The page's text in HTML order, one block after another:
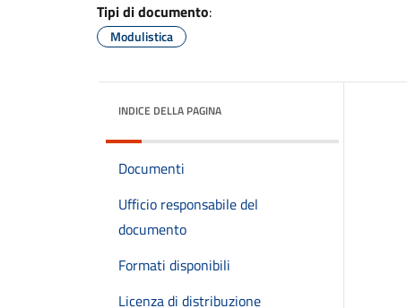
Tipi di documento:
Modulistica
INDICE DELLA PAGINA
Documenti
Ufficio responsabile del
documento
Formati disponibili
Licenza di distribuzione